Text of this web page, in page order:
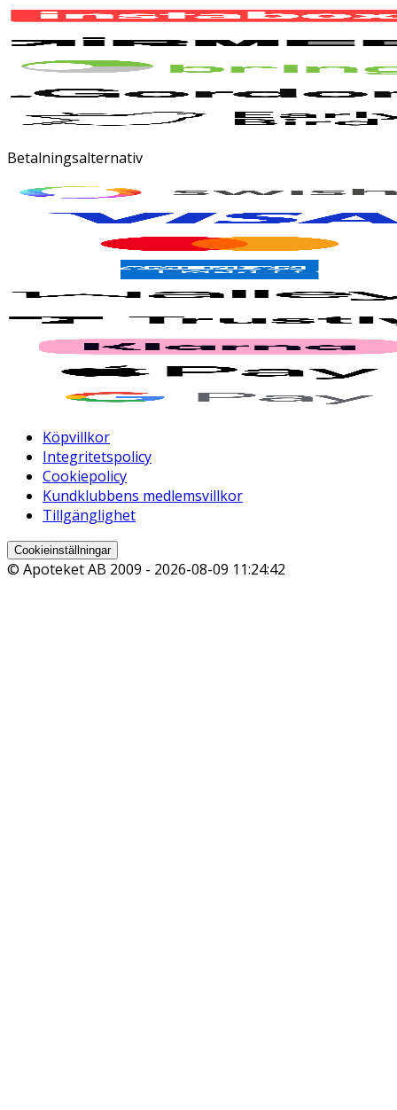
Betalningsalternativ
Köpvillkor
Integritetspolicy
Cookiepolicy
Kundklubbens medlemsvillkor
Tillgänglighet
Cookieinställningar
© Apoteket AB 2009 - 2026-08-09 11:24:42